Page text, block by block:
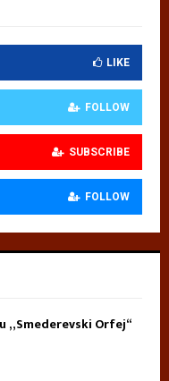
LIKE
FOLLOW
SUBSCRIBE
FOLLOW
„Smederevski Orfej“